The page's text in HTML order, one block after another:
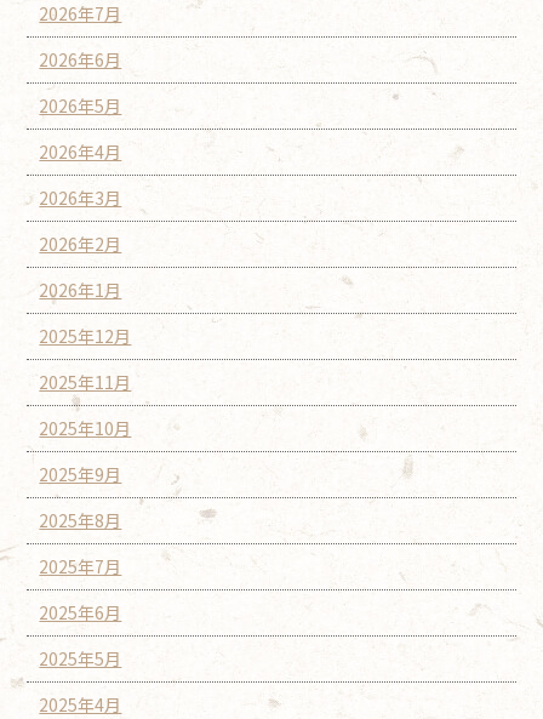
2026年7月
2026年6月
2026年5月
2026年4月
2026年3月
2026年2月
2026年1月
2025年12月
2025年11月
2025年10月
2025年9月
2025年8月
2025年7月
2025年6月
2025年5月
2025年4月